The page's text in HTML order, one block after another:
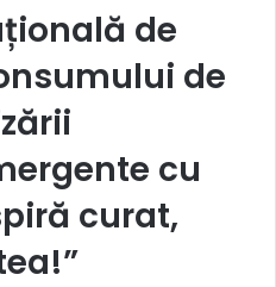
de
de
cu
curat,